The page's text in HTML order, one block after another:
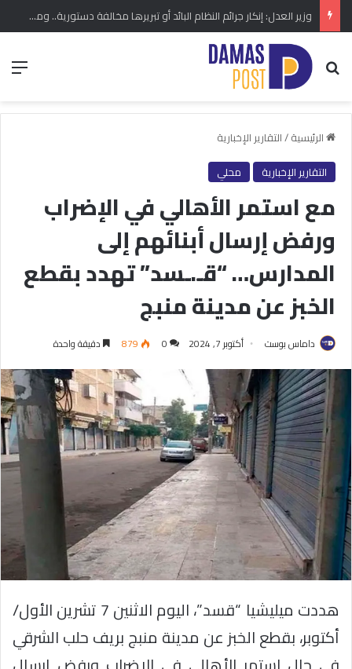
وزير العدل: إنكار جرائم النظام البائد أو تبريرها مخالفة دستورية.. ومشروع قانون خاص إلى مجلس الشعب
بحث عن
الرئيسية/التقارير الإخبارية
التقارير الإخبارية
محلي
مع استمر الأهالي في الإضراب
ورفض إرسال أبنائهم إلى
المدارس… “قـ.ـسد” تهدد بقطع
الخبز عن مدينة منبج
داماس بوست أكتوبر 7, 2024 0
879 دقيقة واحدة
هددت ميليشيا “قسد”، اليوم الاثنين 7 تشرين الأول/
أكتوبر، بقطع الخبز عن مدينة منبج بريف حلب الشرقي